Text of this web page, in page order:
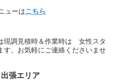
ューはこちら
現調見積時＆作業時は 女性スタ
。お気軽にご連絡くださいませ
張エリア